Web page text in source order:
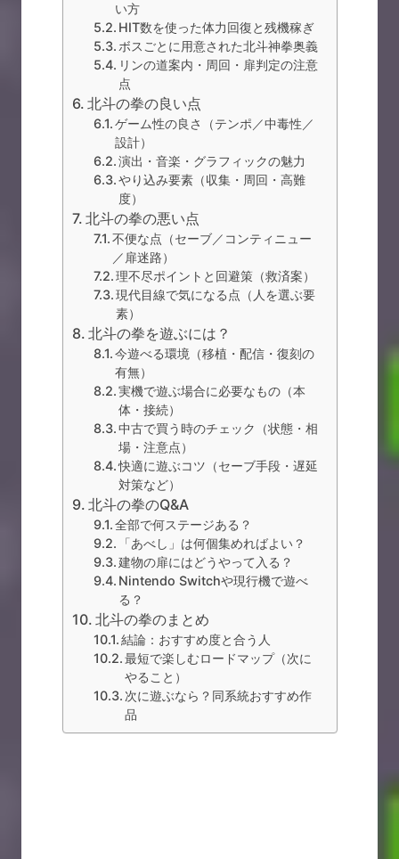
い方
HIT数を使った体力回復と残機稼ぎ
ボスごとに用意された北斗神拳奥義
リンの道案内・周回・扉判定の注意
点
北斗の拳の良い点
ゲーム性の良さ（テンポ／中毒性／
設計）
演出・音楽・グラフィックの魅力
やり込み要素（収集・周回・高難
度）
北斗の拳の悪い点
不便な点（セーブ／コンティニュー
／扉迷路）
理不尽ポイントと回避策（救済案）
現代目線で気になる点（人を選ぶ要
素）
北斗の拳を遊ぶには？
今遊べる環境（移植・配信・復刻の
有無）
実機で遊ぶ場合に必要なもの（本
体・接続）
中古で買う時のチェック（状態・相
場・注意点）
快適に遊ぶコツ（セーブ手段・遅延
対策など）
北斗の拳のQ&A
全部で何ステージある？
「あべし」は何個集めればよい？
建物の扉にはどうやって入る？
Nintendo Switchや現行機で遊べ
る？
北斗の拳のまとめ
結論：おすすめ度と合う人
最短で楽しむロードマップ（次に
やること）
次に遊ぶなら？同系統おすすめ作
品